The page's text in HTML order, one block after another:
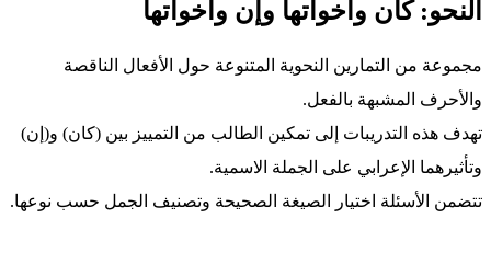
النحو: كان وأخواتها وإن وأخواتها
مجموعة من التمارين النحوية المتنوعة حول الأفعال الناقصة
والأحرف المشبهة بالفعل.
تهدف هذه التدريبات إلى تمكين الطالب من التمييز بين (كان) و(إن)
وتأثيرهما الإعرابي على الجملة الاسمية.
تتضمن الأسئلة اختيار الصيغة الصحيحة وتصنيف الجمل حسب نوعها.